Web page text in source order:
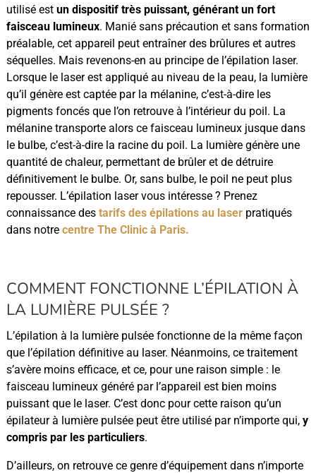
utilisé est un dispositif très puissant, générant un fort
faisceau lumineux. Manié sans précaution et sans formation
préalable, cet appareil peut entraîner des brûlures et autres
séquelles. Mais revenons-en au principe de l’épilation laser.
Lorsque le laser est appliqué au niveau de la peau, la lumière
qu’il génère est captée par la mélanine, c’est-à-dire les
pigments foncés que l’on retrouve à l’intérieur du poil. La
mélanine transporte alors ce faisceau lumineux jusque dans
le bulbe, c’est-à-dire la racine du poil. La lumière génère une
quantité de chaleur, permettant de brûler et de détruire
définitivement le bulbe. Or, sans bulbe, le poil ne peut plus
repousser. L’épilation laser vous intéresse ? Prenez
connaissance des tarifs des épilations au laserpratiqués
dans notre centre The Clinic à Paris.
COMMENT FONCTIONNE L’ÉPILATION À
LA LUMIÈRE PULSÉE ?
L’épilation à la lumière pulsée fonctionne de la même façon
que l’épilation définitive au laser. Néanmoins, ce traitement
s’avère moins efficace, et ce, pour une raison simple : le
faisceau lumineux généré par l’appareil est bien moins
puissant que le laser. C’est donc pour cette raison qu’un
épilateur à lumière pulsée peut être utilisé par n’importe qui, y
compris par les particuliers.
D’ailleurs, on retrouve ce genre d’équipement dans n’importe